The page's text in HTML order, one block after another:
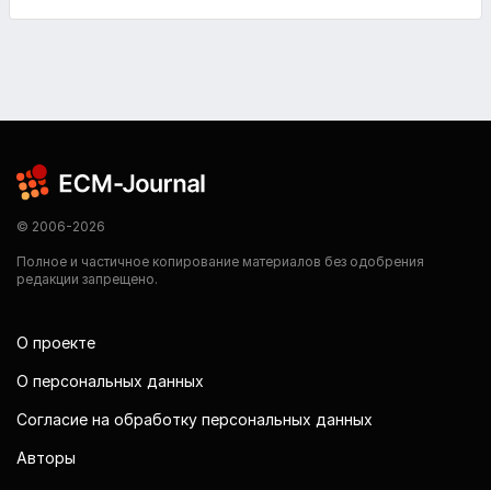
© 2006-2026
Полное и частичное копирование материалов без одобрения
редакции запрещено.
О проекте
О персональных данных
Согласие на обработку персональных данных
Авторы